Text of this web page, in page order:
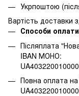
Укрпоштою
Вартість доставки
Способи
Післяплата
IBAN МОНО:
Повна оплата